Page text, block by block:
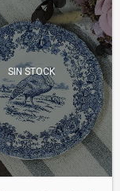
SIN STOCK